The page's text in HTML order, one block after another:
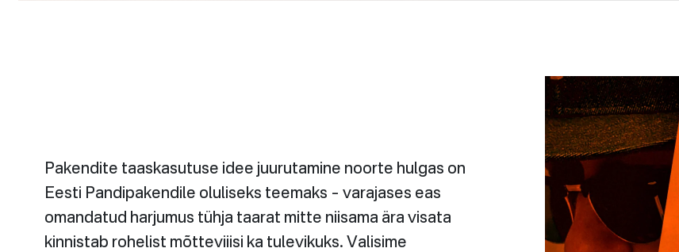
Pakendite taaskasutuse idee juurutamine noorte hulgas on
Eesti Pandipakendile oluliseks teemaks – varajases eas
omandatud harjumus tühja taarat mitte niisama ära visata
kinnistab rohelist mõtteviiisi ka tulevikuks. Valisime